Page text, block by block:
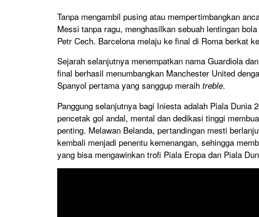
Tanpa mengambil pusing atau mempertimbangkan
Messi tanpa ragu, menghasilkan sebuah lentingan
Petr Cech. Barcelona melaju ke final di Roma berkat
Sejarah selanjutnya menempatkan nama Guardiola
final berhasil menumbangkan Manchester United
Spanyol pertama yang sanggup meraih treble.
Panggung selanjutnya bagi Iniesta adalah Piala Dunia
pencetak gol andal, mental dan dedikasi tinggi
penting. Melawan Belanda, pertandingan mesti
kembali menjadi penentu kemenangan, sehingga
yang bisa mengawinkan trofi Piala Eropa dan Piala